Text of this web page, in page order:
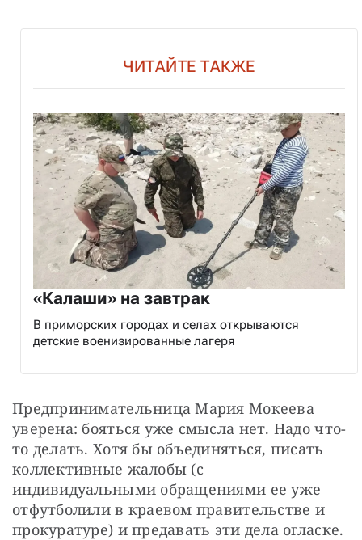
ЧИТАЙТЕ ТАКЖЕ
«Калаши» на завтрак
В приморских городах и селах открываются
детские военизированные лагеря
Предпринимательница Мария Мокеева
уверена: бояться уже смысла нет. Надо что-
то делать. Хотя бы объединяться, писать
коллективные жалобы (с
индивидуальными обращениями ее уже
отфутболили в краевом правительстве и
прокуратуре) и предавать эти дела огласке.